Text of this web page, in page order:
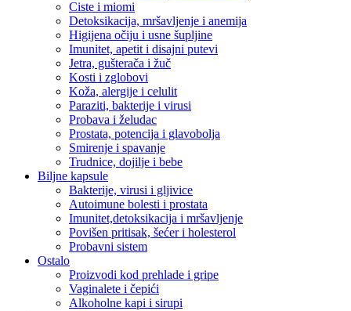
Ciste i miomi
Detoksikacija, mršavljenje i anemija
Higijena očiju i usne šupljine
Imunitet, apetit i disajni putevi
Jetra, gušterača i žuč
Kosti i zglobovi
Koža, alergije i celulit
Paraziti, bakterije i virusi
Probava i želudac
Prostata, potencija i glavobolja
Smirenje i spavanje
Trudnice, dojilje i bebe
Biljne kapsule
Bakterije, virusi i gljivice
Autoimune bolesti i prostata
Imunitet,detoksikacija i mršavljenje
Povišen pritisak, šećer i holesterol
Probavni sistem
Ostalo
Proizvodi kod prehlade i gripe
Vaginalete i čepići
Alkoholne kapi i sirupi